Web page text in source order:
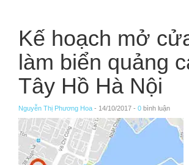
Kế hoạch mở
làm biển quảng
Tây Hồ Hà Nội
Nguyễn Thị Phương Hoa - 14/10/2017 - 0 bình luận